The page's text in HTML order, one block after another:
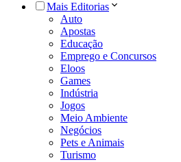
Mais Editorias
Auto
Apostas
Educação
Emprego e Concursos
Eloos
Games
Indústria
Jogos
Meio Ambiente
Negócios
Pets e Animais
Turismo